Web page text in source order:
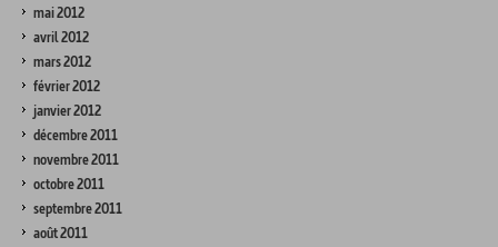
mai 2012
avril 2012
mars 2012
février 2012
janvier 2012
décembre 2011
novembre 2011
octobre 2011
septembre 2011
août 2011